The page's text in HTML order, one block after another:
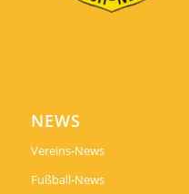
NEWS
Vereins-News
Fußball-News